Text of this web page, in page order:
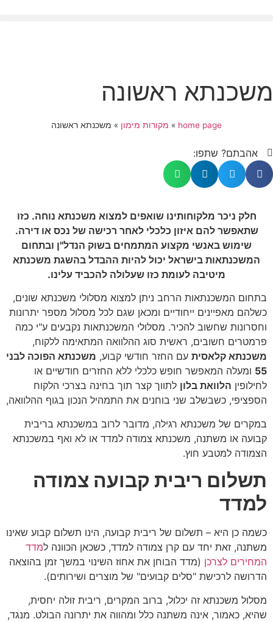
משכנתא ראשונה
home page
» מקורות מימון » משכנתא ראשונה
אהבתם? שתפו:
חלק ניכר מלקוחותינו שואפים למצוא משכנתא נוחה. כזו
שתאפשר להם איזון כלכלי לאחר רכישה של נכס או דירה.
שימוש באנשי מקצוע המתמחים בשוק הנדל"ן ובתחום
המשכנתאות בישראל יכול להיות ההבדל בהשגת משכנתא
מיטיבה לעומת כזו שעלולה להכביד עלינו.
בתחום המשכנתאות הרחב ניתן למצוא מסלולי משכנתא שונים,
כשלהם מאפיינים ייחודיים ומכאן שגם לכל מסלול מספר יתרונות
וחסרונות שחשוב להכיר. מסלולי המשכנתאות נקבעים ע"י כמה
פרמטרים חשובים, ראשית סוג ההלוואה המתאימה ללקוח,
משכנתא קלאסית עם החזר חודשי קבוע, משכנתא הפוכה לבני
55 ומעלה המאפשר חופש כלכלי ללא החזרים חודשיים או
לחילופין הלוואת בלון לתווך קצר תוך בחינה בצרכי הלקוח
הספציפי, כשבשלב שני בוחנים את התמהיל הנכון בגוף ההלוואה,
במקרים של משכנתא רגילה, מדובר לרוב במשכנתא בריבית
קבועה או משתנה, משכנתא צמודה למדד או לא ואף במשכנתא
הצמודה למטבע חוץ.
תשלום ריבית קבועה צמודה
למדד
כשמה כן היא – תשלום של ריבית קבועה, הינו תשלום קבוע שאינו
משתנה, זאת יחד עם קרן צמודה למדד, כשכאן הכוונה למדד
המחירים לצרכן (מדד הבוחן את אחוז השינוי במשך זמן בהוצאה
הדרושה לרכישת "סלים קבועים" של מוצרים ושירותים).
מסלול משכנתא זה יכלול, ברוב המקרים, ריבית זולה יחסית,
שהיא, כאמור, אינה משתנה כלל ומהווה את יתרונה הבולט. מנגד,